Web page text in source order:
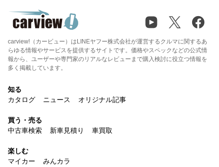
carview!（カービュー）はLINEヤフー株式会社が運営するクルマに関するあ
らゆる情報やサービスを提供するサイトです。価格やスペックなどの公式情
報から、ユーザーや専門家のリアルなレビューまで購入検討に役立つ情報を
多く掲載しています。
知る
カタログ
ニュース オリジナル記事
買う・売る
中古車検索
新車見積り 車買取
楽しむ
マイカー
みんカラ